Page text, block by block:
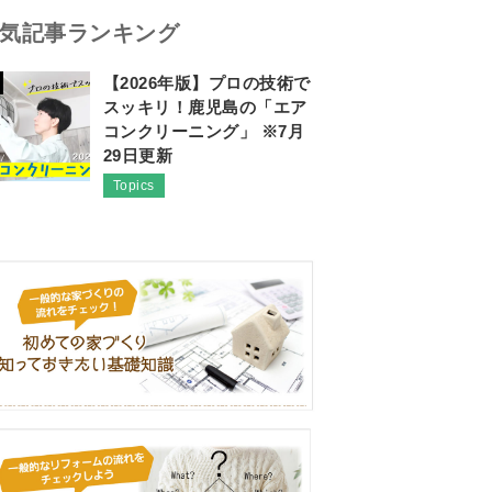
記事ランキング
【2026年版】プロの技術で
スッキリ！鹿児島の「エア
コンクリーニング」 ※7月
29日更新
Topics